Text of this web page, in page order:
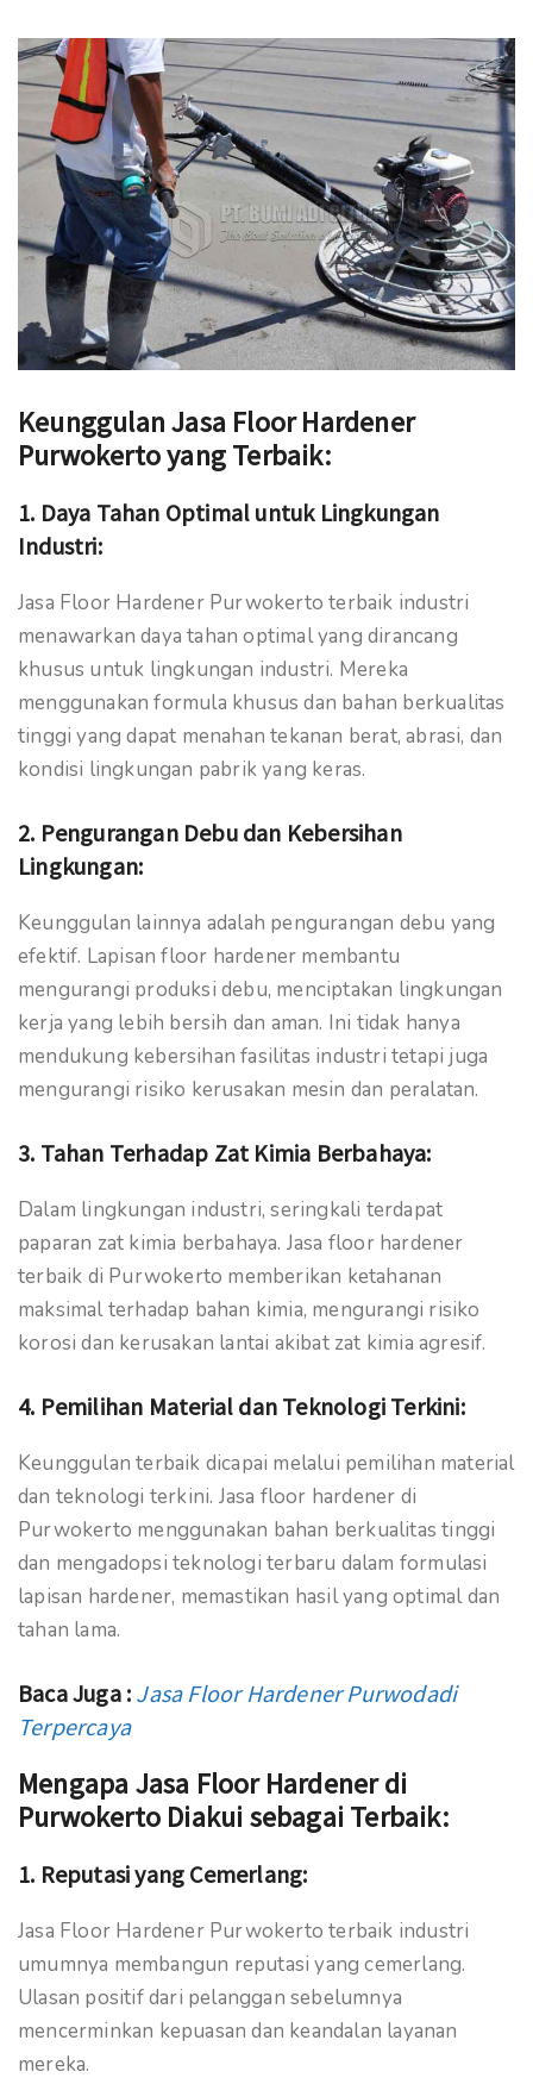
Keunggulan Jasa Floor Hardener
Purwokerto yang Terbaik:
1. Daya Tahan Optimal untuk Lingkungan
Industri:
Jasa Floor Hardener Purwokerto terbaik industri
menawarkan daya tahan optimal yang dirancang
khusus untuk lingkungan industri. Mereka
menggunakan formula khusus dan bahan berkualitas
tinggi yang dapat menahan tekanan berat, abrasi, dan
kondisi lingkungan pabrik yang keras.
2. Pengurangan Debu dan Kebersihan
Lingkungan:
Keunggulan lainnya adalah pengurangan debu yang
efektif. Lapisan floor hardener membantu
mengurangi produksi debu, menciptakan lingkungan
kerja yang lebih bersih dan aman. Ini tidak hanya
mendukung kebersihan fasilitas industri tetapi juga
mengurangi risiko kerusakan mesin dan peralatan.
3. Tahan Terhadap Zat Kimia Berbahaya:
Dalam lingkungan industri, seringkali terdapat
paparan zat kimia berbahaya. Jasa floor hardener
terbaik di Purwokerto memberikan ketahanan
maksimal terhadap bahan kimia, mengurangi risiko
korosi dan kerusakan lantai akibat zat kimia agresif.
4. Pemilihan Material dan Teknologi Terkini:
Keunggulan terbaik dicapai melalui pemilihan material
dan teknologi terkini. Jasa floor hardener di
Purwokerto menggunakan bahan berkualitas tinggi
dan mengadopsi teknologi terbaru dalam formulasi
lapisan hardener, memastikan hasil yang optimal dan
tahan lama.
Baca Juga : Jasa Floor Hardener Purwodadi
Terpercaya
Mengapa Jasa Floor Hardener di
Purwokerto Diakui sebagai Terbaik:
1. Reputasi yang Cemerlang:
Jasa Floor Hardener Purwokerto terbaik industri
umumnya membangun reputasi yang cemerlang.
Ulasan positif dari pelanggan sebelumnya
mencerminkan kepuasan dan keandalan layanan
mereka.